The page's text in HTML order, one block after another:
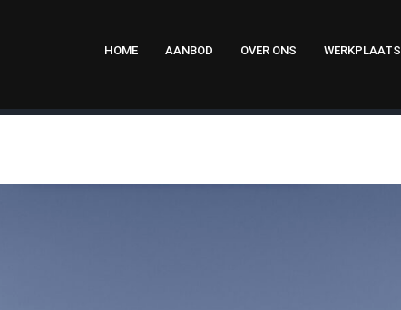
HOME AANBOD OVER ONS WERKPLAATS